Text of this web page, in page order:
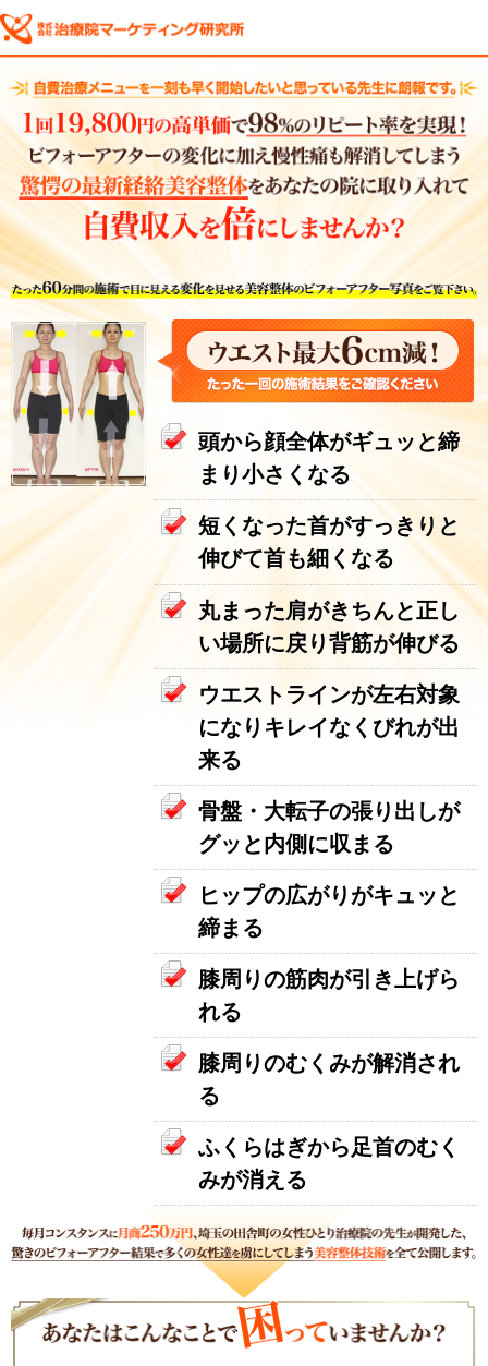
頭から顔全体がギュッと締
まり小さくなる
短くなった首がすっきりと
伸びて首も細くなる
丸まった肩がきちんと正し
い場所に戻り背筋が伸びる
ウエストラインが左右対象
になりキレイなくびれが出
来る
骨盤・大転子の張り出しが
グッと内側に収まる
ヒップの広がりがキュッと
締まる
膝周りの筋肉が引き上げら
れる
膝周りのむくみが解消され
る
ふくらはぎから足首のむく
みが消える